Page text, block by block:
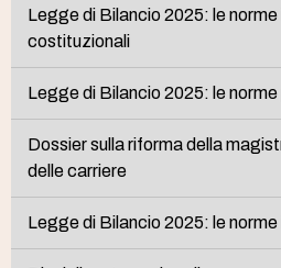
Legge di Bilancio 2025: le
costituzionali
Legge di Bilancio 2025: le
Dossier sulla riforma della
delle carriere
Legge di Bilancio 2025: le norme